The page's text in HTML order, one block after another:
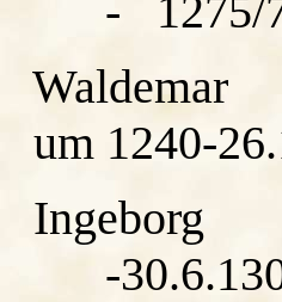
- 1275/
Waldemar
um 1240-
Ingeborg
-